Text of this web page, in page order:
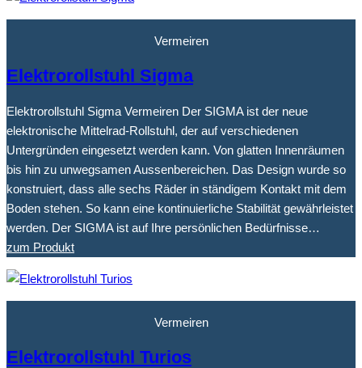
Vermeiren
Elektrorollstuhl Sigma
Elektrorollstuhl Sigma Vermeiren Der SIGMA ist der neue
elektronische Mittelrad-Rollstuhl, der auf verschiedenen
Untergründen eingesetzt werden kann. Von glatten Innenräumen
bis hin zu unwegsamen Aussenbereichen. Das Design wurde so
konstruiert, dass alle sechs Räder in ständigem Kontakt mit dem
Boden stehen. So kann eine kontinuierliche Stabilität gewährleistet
werden. Der SIGMA ist auf Ihre persönlichen Bedürfnisse…
zum Produkt
Vermeiren
Elektrorollstuhl Turios